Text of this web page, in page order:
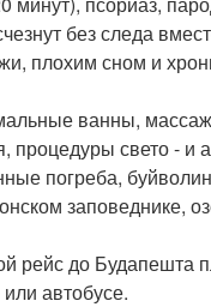
без следа
плохим сном и
ванны,
процедуры свето - и
погреба,
заповеднике,
рейс до Будапешта
автобусе.